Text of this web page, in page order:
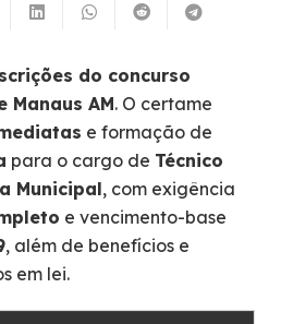
do concurso
Manaus AM. O certame
e formação de
para o cargo de Técnico
Municipal, com exigência
e vencimento-base
, além de benefícios e
em lei.